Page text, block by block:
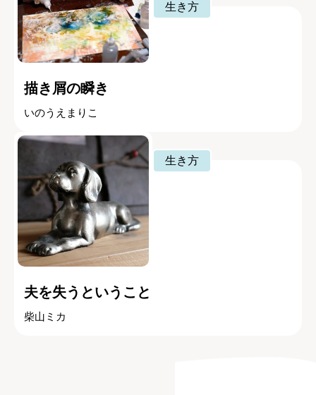
生き方
描き屑の瞬き
いのうえまりこ
生き方
夫を失うということ
柴山ミカ